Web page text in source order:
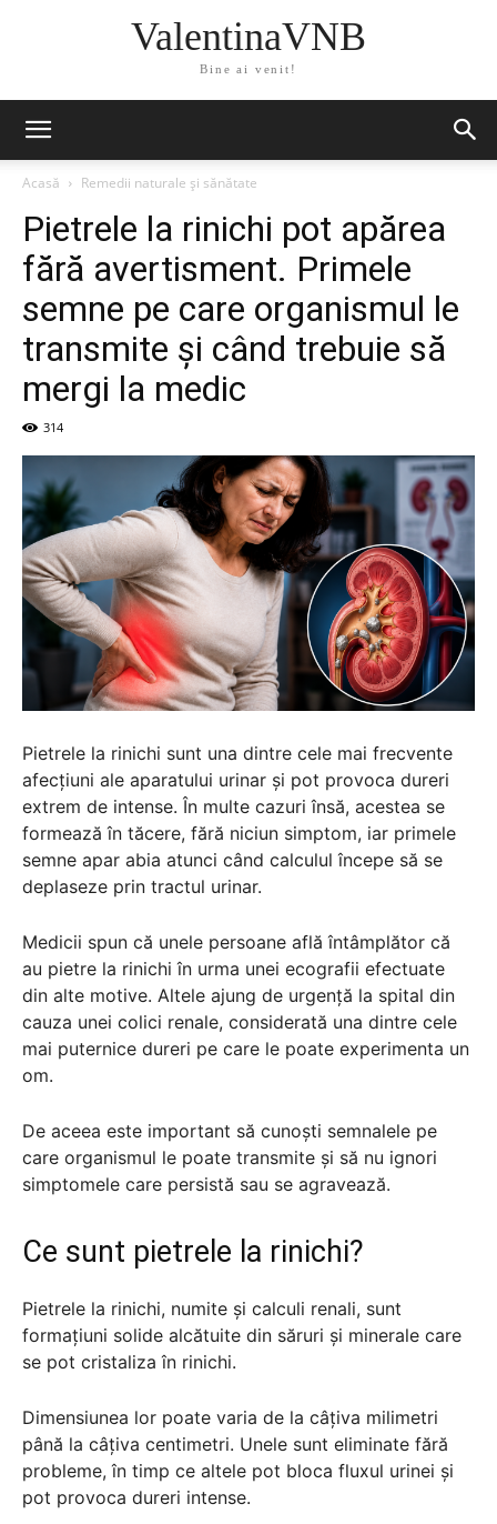
ValentinaVNB
Bine ai venit!
Acasă Remedii naturale și sănătate
Pietrele la rinichi pot apărea
fără avertisment. Primele
semne pe care organismul le
transmite și când trebuie să
mergi la medic
314
Pietrele la rinichi sunt una dintre cele mai frecvente
afecțiuni ale aparatului urinar și pot provoca dureri
extrem de intense. În multe cazuri însă, acestea se
formează în tăcere, fără niciun simptom, iar primele
semne apar abia atunci când calculul începe să se
deplaseze prin tractul urinar.
Medicii spun că unele persoane află întâmplător că
au pietre la rinichi în urma unei ecografii efectuate
din alte motive. Altele ajung de urgență la spital din
cauza unei colici renale, considerată una dintre cele
mai puternice dureri pe care le poate experimenta un
om.
De aceea este important să cunoști semnalele pe
care organismul le poate transmite și să nu ignori
simptomele care persistă sau se agravează.
Ce sunt pietrele la rinichi?
Pietrele la rinichi, numite și calculi renali, sunt
formațiuni solide alcătuite din săruri și minerale care
se pot cristaliza în rinichi.
Dimensiunea lor poate varia de la câțiva milimetri
până la câțiva centimetri. Unele sunt eliminate fără
probleme, în timp ce altele pot bloca fluxul urinei și
pot provoca dureri intense.